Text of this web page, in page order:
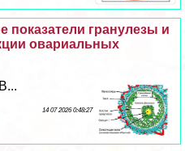
показатели гранулезы и
овариальных
14 07 2026 0:48:27